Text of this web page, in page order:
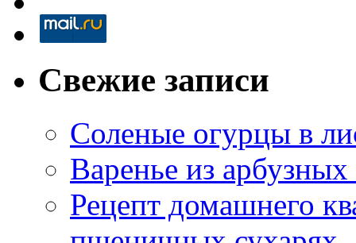
Свежие записи
Соленые огурцы в
Варенье из
Рецепт домашнего